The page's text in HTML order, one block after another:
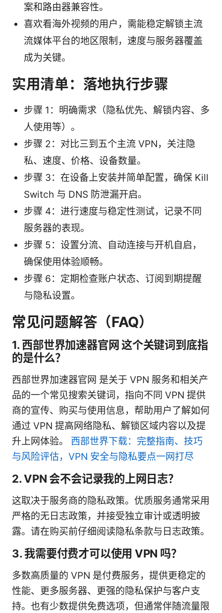
案和路由器兼容性。
喜欢看海外视频的用户，需能稳定解锁主流
流媒体平台的地区限制，速度与服务器覆盖
成为关键。
实用清单：落地执行步骤
步骤 1：明确需求（隐私优先、解锁内容、多
人使用等）。
步骤 2：对比三到五个主流 VPN，关注隐
私、速度、价格、设备数量。
步骤 3：在设备上安装并简单配置，确保 Kill
Switch 与 DNS 防泄漏开启。
步骤 4：进行速度与稳定性测试，记录不同
服务器的表现。
步骤 5：设置分流、自动连接与开机自启，
确保使用体验顺畅。
步骤 6：定期检查账户状态、订阅到期提醒
与隐私设置。
常见问题解答（FAQ）
1. 西部世界加速器官网 这个关键词到底指
的是什么？
西部世界加速器官网 是关于 VPN 服务和相关产
品的一个常见搜索关键词，指向不同 VPN 提供
商的宣传、购买与使用信息，帮助用户了解如何
通过 VPN 提高网络隐私、解锁区域内容以及提
升上网体验。 西部世界下载：完整指南、技巧
与风险评估，VPN 安全与隐私要点一网打尽
2. VPN 会不会记录我的上网日志？
这取决于服务商的隐私政策。优质服务通常采用
严格的无日志政策，并接受独立审计或透明披
露。请在购买前仔细阅读隐私条款与日志政策。
3. 我需要付费才可以使用 VPN 吗？
多数高质量的 VPN 是付费服务，提供更稳定的
性能、更多服务器、更强的隐私保护与客户支
持。也有少数提供免费选项，但通常伴随流量限